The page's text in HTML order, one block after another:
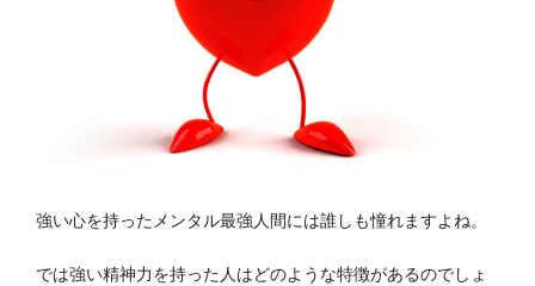
強い心を持ったメンタル最強人間には誰しも憧れますよね。
では強い精神力を持った人はどのような特徴があるのでしょ